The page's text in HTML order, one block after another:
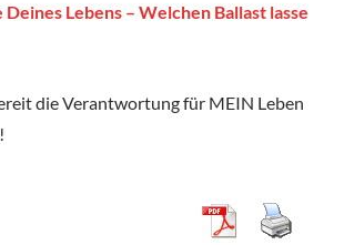
Deines Lebens – Welchen Ballast lasse
die Verantwortung für MEIN Leben